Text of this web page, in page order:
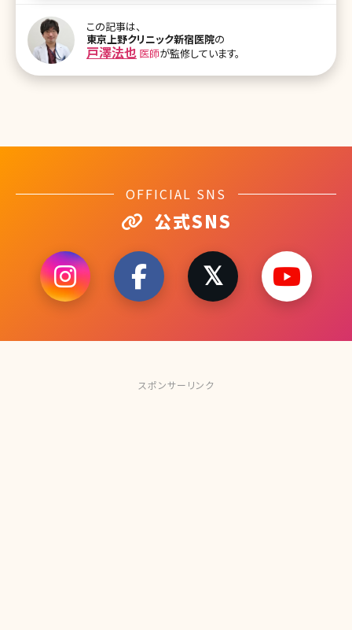
ありますが、20代や30代の若い男性でも薄毛や抜け毛の症状があれ
ばAGAを疑いましょう。 進行性の脱毛症なので、放置すればどんどん
抜けていってしまうので、なるべく早くケアする必要がある状態です。
AGAの原因は? AGA、すなわち男性の薄毛というと遺伝のせいだと思
われている人も多いでしょう。 もちろん、遺伝も大きく関わりますが、
この記事は、
東京上野クリニック新宿医院の
戸澤法也 医師が監修しています。
OFFICIAL SNS
公式SNS
スポンサーリンク